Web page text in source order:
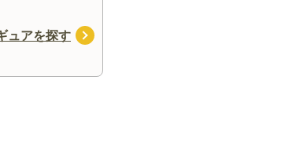
ュアを探す